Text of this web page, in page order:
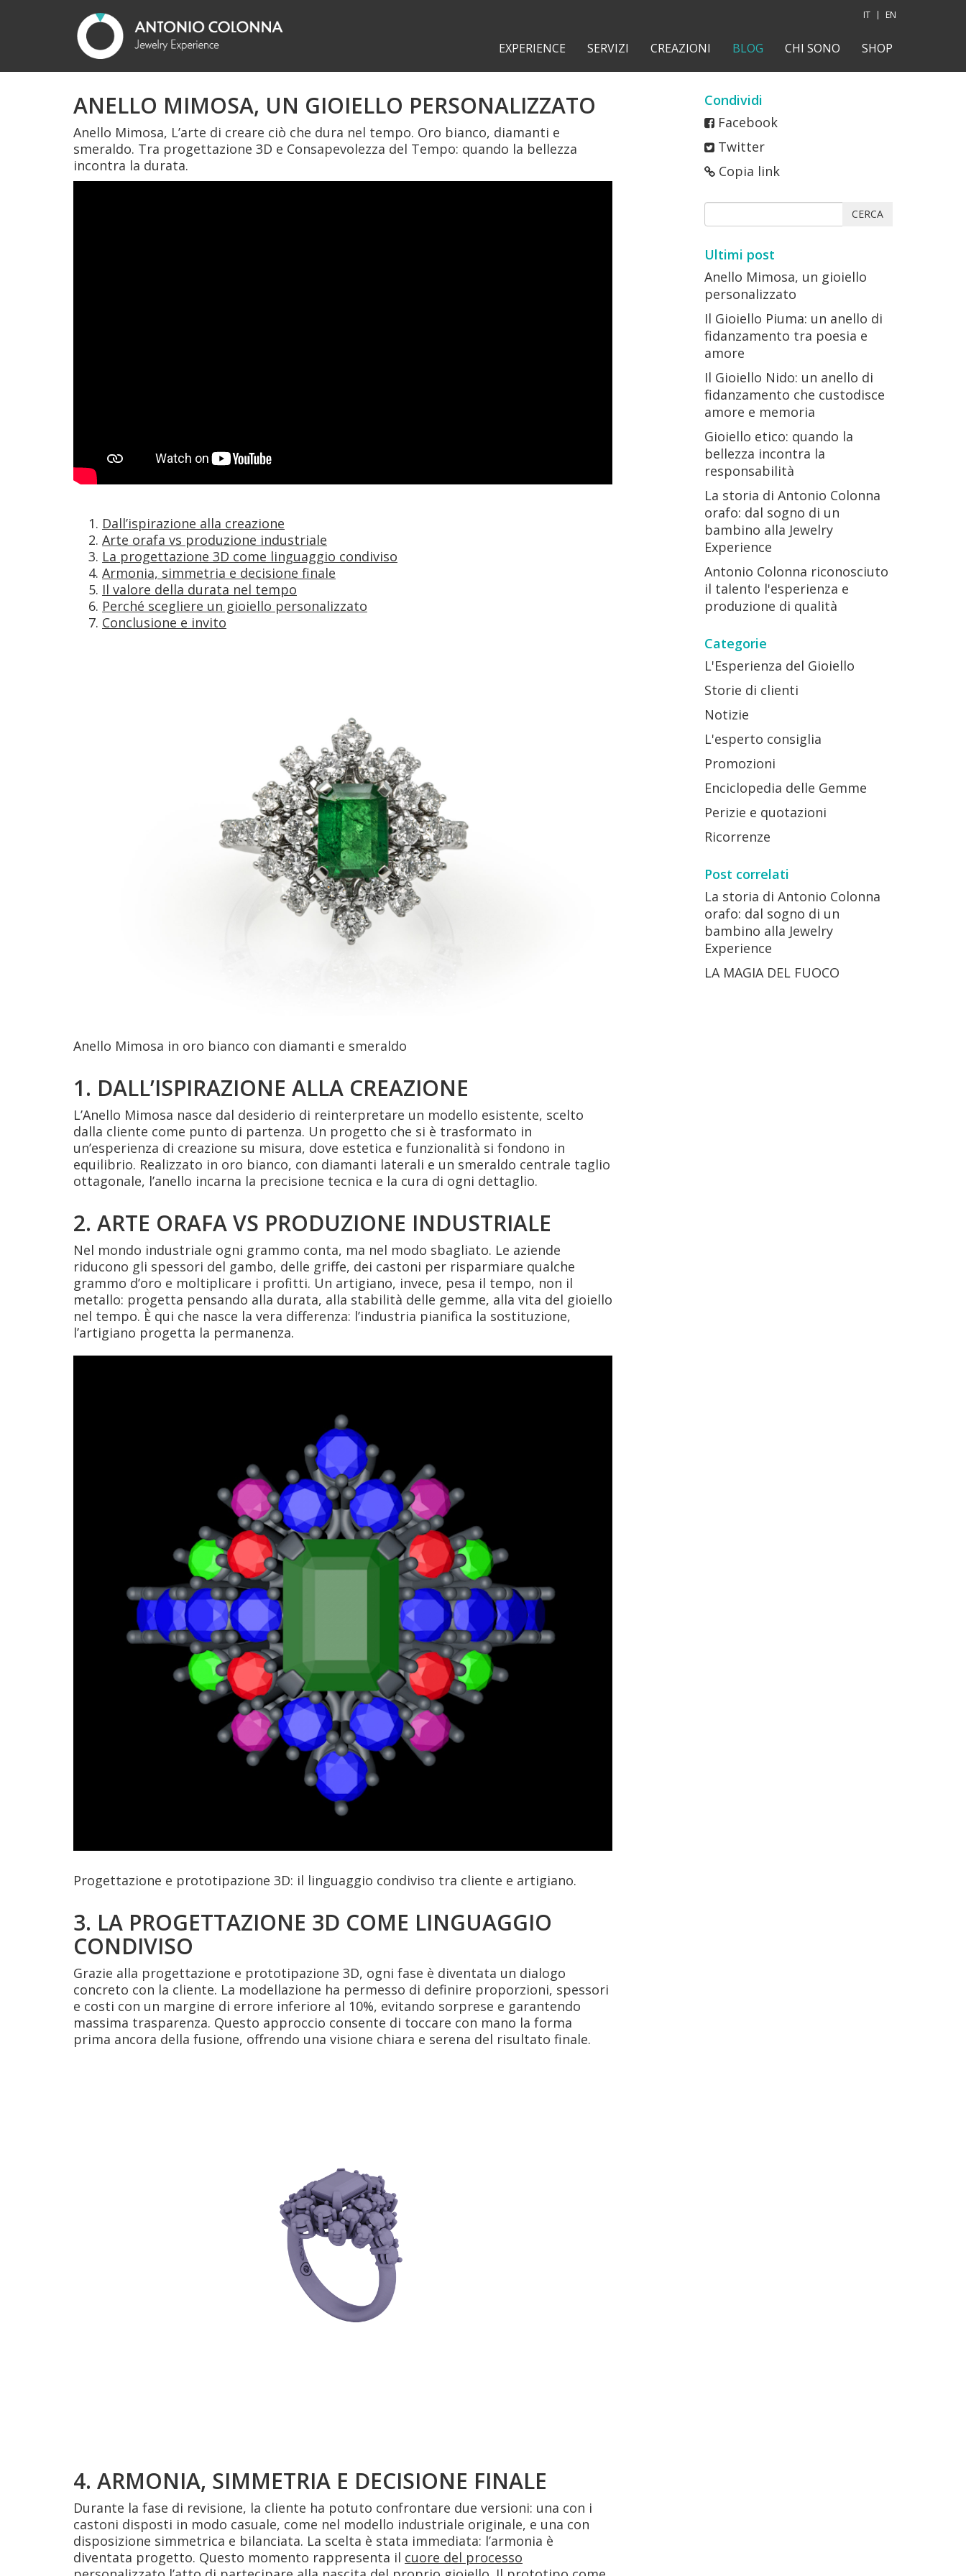
IT EN
EXPERIENCE SERVIZI CREAZIONI BLOG CHI SONO SHOP
ANELLO MIMOSA, UN GIOIELLO PERSONALIZZATO
Anello Mimosa, L’arte di creare ciò che dura nel tempo. Oro bianco, diamanti e
smeraldo. Tra progettazione 3D e Consapevolezza del Tempo: quando la bellezza
incontra la durata.
Dall’ispirazione alla creazione
Arte orafa vs produzione industriale
La progettazione 3D come linguaggio condiviso
Armonia, simmetria e decisione finale
Il valore della durata nel tempo
Perché scegliere un gioiello personalizzato
Conclusione e invito
Anello Mimosa in oro bianco con diamanti e smeraldo
1. DALL’ISPIRAZIONE ALLA CREAZIONE
L’Anello Mimosa nasce dal desiderio di reinterpretare un modello esistente, scelto
dalla cliente come punto di partenza. Un progetto che si è trasformato in
un’esperienza di creazione su misura, dove estetica e funzionalità si fondono in
equilibrio. Realizzato in oro bianco, con diamanti laterali e un smeraldo centrale taglio
ottagonale, l’anello incarna la precisione tecnica e la cura di ogni dettaglio.
2. ARTE ORAFA VS PRODUZIONE INDUSTRIALE
Nel mondo industriale ogni grammo conta, ma nel modo sbagliato. Le aziende
riducono gli spessori del gambo, delle griffe, dei castoni per risparmiare qualche
grammo d’oro e moltiplicare i profitti. Un artigiano, invece, pesa il tempo, non il
metallo: progetta pensando alla durata, alla stabilità delle gemme, alla vita del gioiello
nel tempo. È qui che nasce la vera differenza: l’industria pianifica la sostituzione,
l’artigiano progetta la permanenza.
Progettazione e prototipazione 3D: il linguaggio condiviso tra cliente e artigiano.
3. LA PROGETTAZIONE 3D COME LINGUAGGIO
CONDIVISO
Grazie alla progettazione e prototipazione 3D, ogni fase è diventata un dialogo
concreto con la cliente. La modellazione ha permesso di definire proporzioni, spessori
e costi con un margine di errore inferiore al 10%, evitando sorprese e garantendo
massima trasparenza. Questo approccio consente di toccare con mano la forma
prima ancora della fusione, offrendo una visione chiara e serena del risultato finale.
4. ARMONIA, SIMMETRIA E DECISIONE FINALE
Durante la fase di revisione, la cliente ha potuto confrontare due versioni: una con i
castoni disposti in modo casuale, come nel modello industriale originale, e una con
disposizione simmetrica e bilanciata. La scelta è stata immediata: l’armonia è
diventata progetto. Questo momento rappresenta il cuore del processo
Condividi
Facebook
Twitter
Copia link
CERCA
Ultimi post
Anello Mimosa, un gioiello
personalizzato
Il Gioiello Piuma: un anello di
fidanzamento tra poesia e
amore
Il Gioiello Nido: un anello di
fidanzamento che custodisce
amore e memoria
Gioiello etico: quando la
bellezza incontra la
responsabilità
La storia di Antonio Colonna
orafo: dal sogno di un
bambino alla Jewelry
Experience
Antonio Colonna riconosciuto
il talento l'esperienza e
produzione di qualità
Categorie
L'Esperienza del Gioiello
Storie di clienti
Notizie
L'esperto consiglia
Promozioni
Enciclopedia delle Gemme
Perizie e quotazioni
Ricorrenze
Post correlati
La storia di Antonio Colonna
orafo: dal sogno di un
bambino alla Jewelry
Experience
LA MAGIA DEL FUOCO